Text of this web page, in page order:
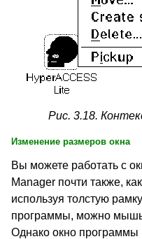
Рис. 3.18.
Изменение размеров окна
Вы можете работать с
Manager почти также,
используя толстую
программы, можно
Однако окно программы